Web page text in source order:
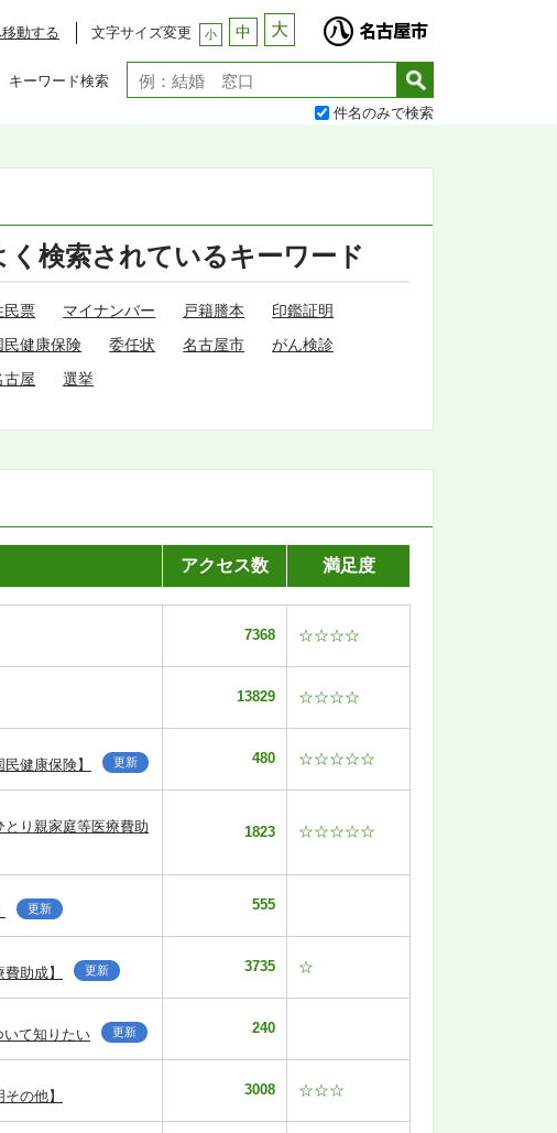
動する 文字サイズ変更 小 中 大
キーワード検索
件名のみで検索
く検索されているキーワード
民票 マイナンバー 戸籍謄本
印鑑証明
民健康保険
委任状 名古屋市
がん検診
古屋
選挙
アクセス数 満足度
7368 ☆☆☆☆
13829 ☆☆☆☆
健康保険】 更新 480 ☆☆☆☆☆
り親家庭等医療費助
1823 ☆☆☆☆☆
更新 555
助成】 更新 3735 ☆
いて知りたい 更新 240
の他】 3008 ☆☆☆